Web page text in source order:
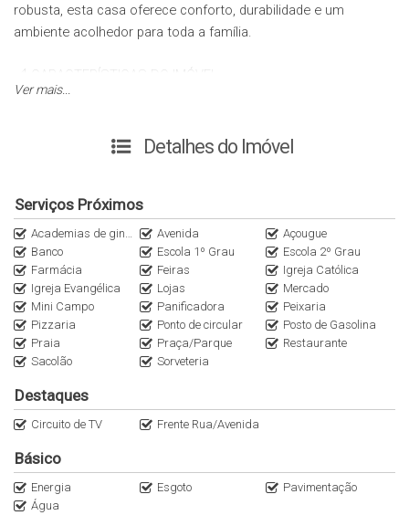
robusta, esta casa oferece conforto, durabilidade e um
ambiente acolhedor para toda a família.
📐 CARACTERÍSTICAS DO IMÓVEL
✔️ 02 dormitórios
✔️ 01 banheiro social
✔️ Sala de jantar e estar integradas
✔️ Cozinha funcional
✔️ Área de garagem com churrasqueira e pia
✔️ Excelente padrão construtivo em madeira de lei
🌴 SOBRE A PRAIA DA FAZENDA DA ARMAÇÃO
Ver mais...
Detalhes do Imóvel
Serviços Próximos
Academias de ginástica Avenida
Açougue
Banco
Escola 1º Grau
Escola 2º Grau
Farmácia
Feiras
Igreja Católica
Igreja Evangélica
Lojas
Mercado
Mini Campo
Panificadora
Peixaria
Pizzaria
Ponto de circular
Posto de Gasolina
Praia
Praça/Parque
Restaurante
Sacolão
Sorveteria
Destaques
Circuito de TV Frente Rua/Avenida
Básico
Energia Esgoto
Pavimentação
Água